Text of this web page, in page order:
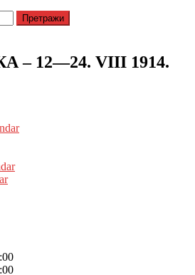
– 12—24. VIII 1914.